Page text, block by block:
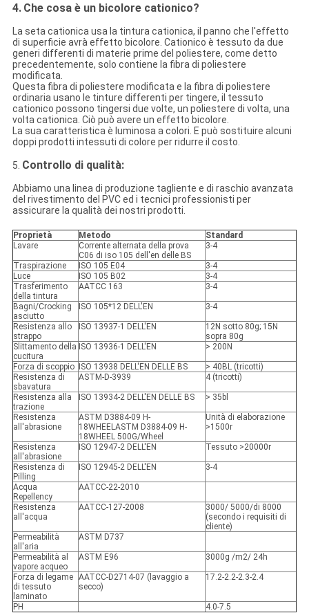
4. Che cosa è un bicolore cationico?
La seta cationica usa la tintura cationica, il panno che l'effetto
di superficie avrà effetto bicolore. Cationico è tessuto da due
generi differenti di materie prime del poliestere, come detto
precedentemente, solo contiene la fibra di poliestere
modificata.
Questa fibra di poliestere modificata e la fibra di poliestere
ordinaria usano le tinture differenti per tingere, il tessuto
cationico possono tingersi due volte, un poliestere di volta, una
volta cationica. Ciò può avere un effetto bicolore.
La sua caratteristica è luminosa a colori. E può sostituire alcuni
doppi prodotti intessuti di colore per ridurre il costo.
5. Controllo di qualità:
Abbiamo una linea di produzione tagliente e di raschio avanzata
del rivestimento del PVC ed i tecnici professionisti per
assicurare la qualità dei nostri prodotti.
Proprietà Metodo
Standard
Lavare
Corrente alternata della prova
C06 di iso 105 dell'en delle BS
3-4
Traspirazione ISO 105 E04
3-4
Luce
ISO 105 B02
3-4
Trasferimento
della tintura
AATCC 163 3-4
Bagni/Crocking
asciutto
ISO 105*12 DELL'EN 3-4
Resistenza allo
strappo
ISO 13937-1 DELL'EN
12N sotto 80g; 15N
sopra 80g
Slittamento della
cucitura
ISO 13936-1 DELL'EN > 200N
Forza di scoppio ISO 13938 DELL'EN DELLE BS
> 40BL (tricotti)
Resistenza di
sbavatura
ASTM-D-3939 4 (tricotti)
Resistenza alla
trazione
ISO 13934-2 DELL'EN DELLE BS > 35bl
Resistenza
all'abrasione
ASTM D3884-09 H-
18WHEELASTM D3884-09 H-
18WHEEL 500G/Wheel
Unità di elaborazione
>1500r
Resistenza
all'abrasione
ISO 12947-2 DELL'EN Tessuto >20000r
Resistenza di
Pilling
ISO 12945-2 DELL'EN 3-4
Acqua
Repellency
AATCC-22-2010
Resistenza
all'acqua
AATCC-127-2008
3000/ 5000/di 8000
(secondo i requisiti di
cliente)
Permeabilità
all'aria
ASTM D737
Permeabilità al
vapore acqueo
ASTM E96 3000g /m2/ 24h
Forza di legame
di tessuto
laminato
AATCC-D2714-07 (lavaggio a
secco)
17.2-2.2-2.3-2.4
PH 4.0-7.5